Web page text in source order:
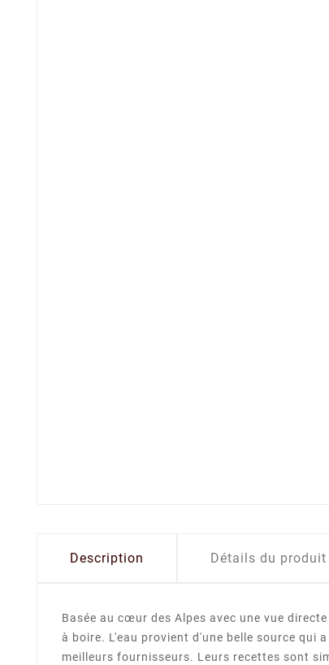
Description Détails du produit
Basée au cœur des Alpes avec une vue
à boire. L'eau provient d'une belle source qui
meilleurs fournisseurs. Leurs recettes sont